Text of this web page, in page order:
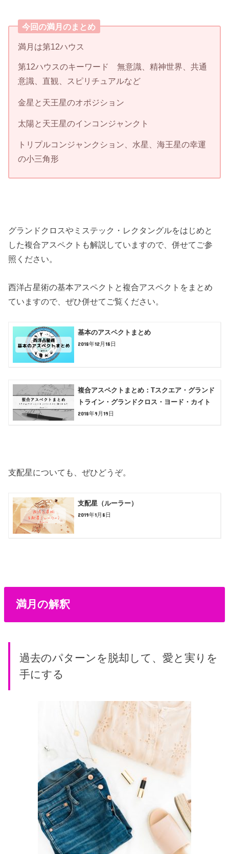
今回の満月のまとめ
満月は第12ハウス
第12ハウスのキーワード無意識、精神世界、共通
意識、直観、スピリチュアルなど
金星と天王星のオポジション
太陽と天王星のインコンジャンクト
トリプルコンジャンクション、水星、海王星の幸運
の小三角形
グランドクロスやミステック・レクタングルをはじめと
した複合アスペクトも解説していますので、併せてご参
照ください。
西洋占星術の基本アスペクトと複合アスペクトをまとめ
ていますので、ぜひ併せてご覧ください。
基本のアスペクトまとめ
2018年12月18日
複合アスペクトまとめ：Tスクエア・グランド
トライン・グランドクロス・ヨード・カイト
2018年9月19日
支配星についても、ぜひどうぞ。
支配星（ルーラー）
2019年1月8日
満月の解釈
過去のパターンを脱却して、愛と実りを
手にする